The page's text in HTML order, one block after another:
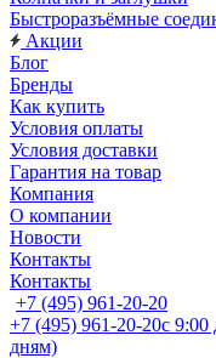
Быстроразъёмные
Акции
Блог
Бренды
Как купить
Условия оплаты
Условия доставки
Гарантия на товар
Компания
О компании
Новости
Контакты
Контакты
+7 (495) 961-20-20
+7 (495) 961-20-20с
дням)